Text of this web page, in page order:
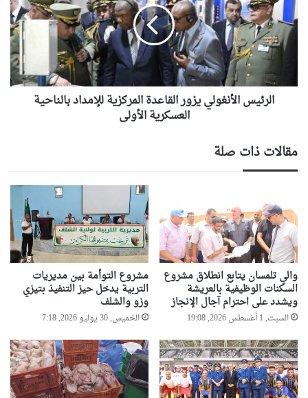
القاعدة
المركزية
للإمداد
بالناحية
العسكرية
الأولى
الرئيس الأنغولي يزور القاعدة المركزية للإمداد بالناحية
العسكرية الأولى
مقالات ذات صلة
والي تلمسان يتابع انطلاق مشروع
السكنات الوظيفية بالعريشة
ويشدد على احترام آجال الإنجاز
السبت, 1 أغسطس 2026, 19:08
مشروع التوأمة بين مديريات
التربية يدخل حيز التنفيذ بتيزي
وزو والشلف
الخميس, 30 يوليو 2026, 7:18